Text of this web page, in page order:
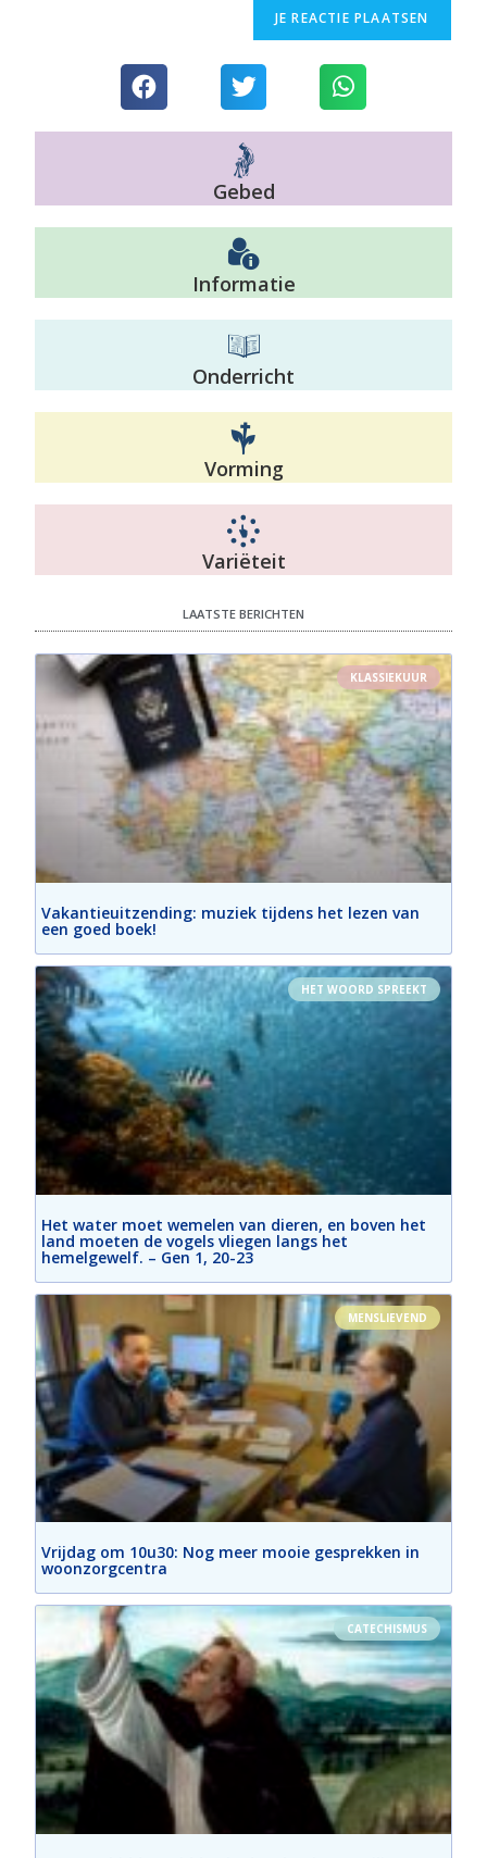
Gebed
Informatie
Onderricht
Vorming
Variëteit
LAATSTE BERICHTEN
KLASSIEKUUR
Vakantieuitzending: muziek tijdens het lezen van
een goed boek!
HET WOORD SPREEKT
Het water moet wemelen van dieren, en boven het
land moeten de vogels vliegen langs het
hemelgewelf. – Gen 1, 20-23
MENSLIEVEND
Vrijdag om 10u30: Nog meer mooie gesprekken in
woonzorgcentra
CATECHISMUS